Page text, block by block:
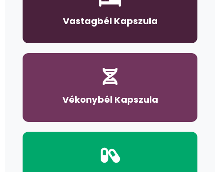
Vastagbél Kapszula
Vékonybél Kapszula